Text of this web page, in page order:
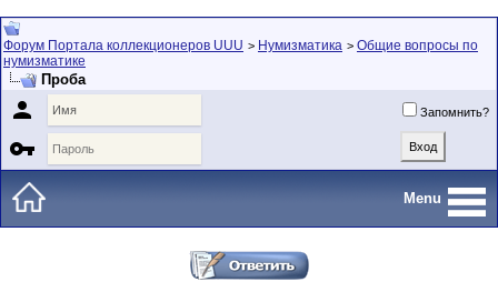
Форум Портала коллекционеров UUU > Нумизматика > Общие вопросы по
нумизматике
Проба
 Запомнить?

Menu